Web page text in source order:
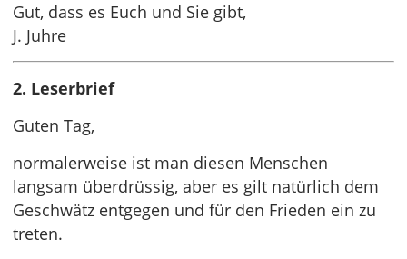
Gut, dass es Euch und Sie gibt,
J. Juhre
2. Leserbrief
Guten Tag,
normalerweise ist man diesen Menschen
langsam überdrüssig, aber es gilt natürlich dem
Geschwätz entgegen und für den Frieden ein zu
treten.